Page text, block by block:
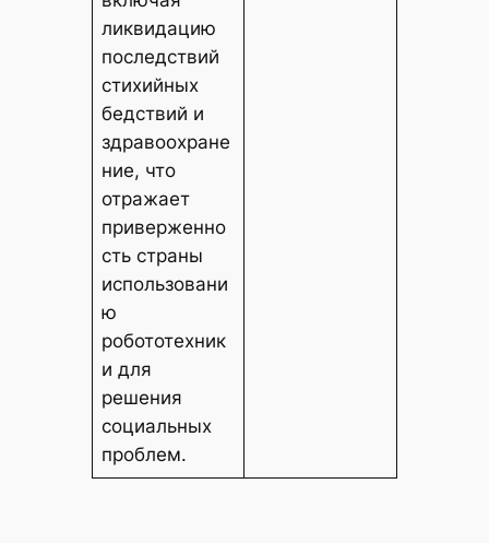
ликвидацию
последствий
стихийных
бедствий и
здравоохране
ние, что
отражает
приверженно
сть страны
использовани
ю
робототехник
и для
решения
социальных
проблем.